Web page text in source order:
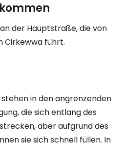
der Hauptstraße, die von
Cirkewwa führt.
in den angrenzenden
die sich entlang des
aber aufgrund des
sie sich schnell füllen. In